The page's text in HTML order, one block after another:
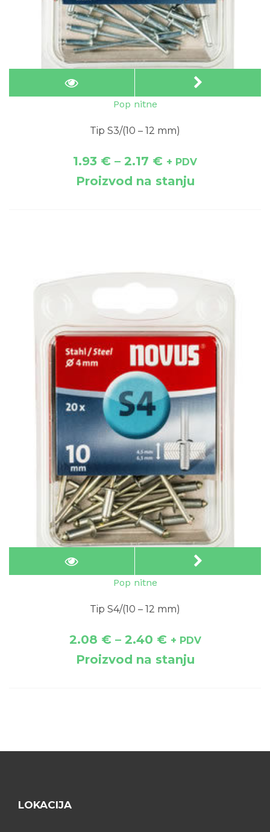
Pop nitne
Tip S3/(10 – 12 mm)
1.93 € – 2.17 € + PDV
Proizvod na stanju
Pop nitne
Tip S4/(10 – 12 mm)
2.08 €– 2.40 € + PDV
Proizvod na stanju
LOKACIJA